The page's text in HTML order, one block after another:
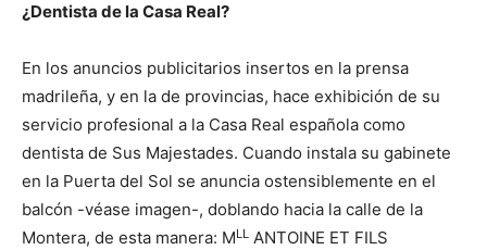
¿Dentista de la Casa Real?
En los anuncios publicitarios insertos en la prensa
madrileña, y en la de provincias, hace exhibición de su
servicio profesional a la Casa Real española como
dentista de Sus Majestades. Cuando instala su gabinete
en la Puerta del Sol se anuncia ostensiblemente en el
balcón -véase imagen-, doblando hacia la calle de la
Montera, de esta manera: MLL ANTOINE ET FILS